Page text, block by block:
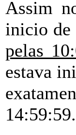
Assim
inicio de
pelas
estava
14:59:59.